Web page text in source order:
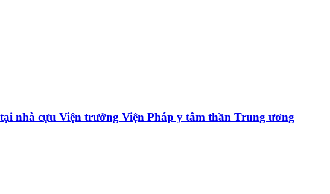
nhà cựu Viện trưởng Viện Pháp y tâm thần Trung ương